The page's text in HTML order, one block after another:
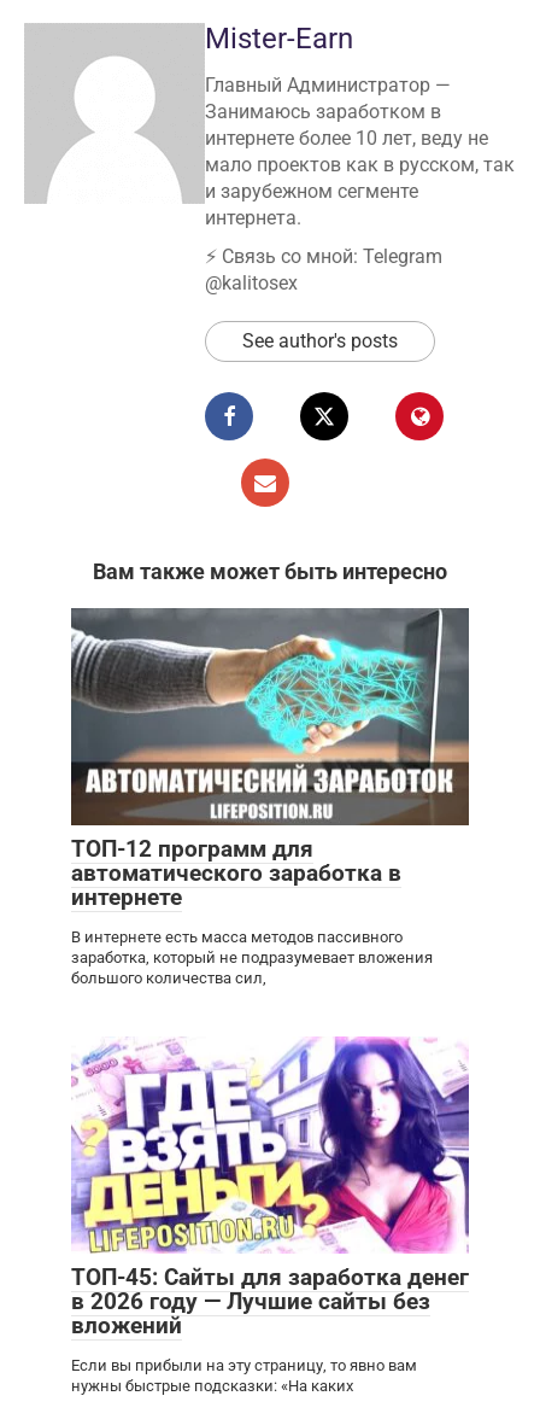
Mister-Earn
Главный Администратор —
Занимаюсь заработком в
интернете более 10 лет, веду не
мало проектов как в русском, так
и зарубежном сегменте
интернета.
⚡️ Связь со мной: Telegram
@kalitosex
See author's posts
Вам также может быть интересно
ТОП-12 программ для
автоматического заработка в
интернете
В интернете есть масса методов пассивного
заработка, который не подразумевает вложения
большого количества сил,
ТОП-45: Сайты для заработка денег
в 2026 году — Лучшие сайты без
вложений
Если вы прибыли на эту страницу, то явно вам
нужны быстрые подсказки: «На каких